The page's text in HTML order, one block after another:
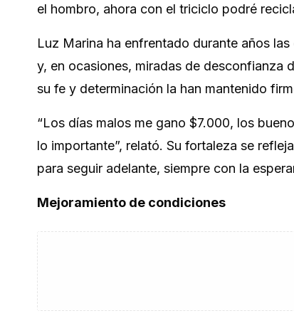
el hombro, ahora con el triciclo podré
Luz Marina ha enfrentado durante años
y, en ocasiones, miradas de desconfianza
su fe y determinación la han mantenido
“Los días malos me gano $7.000, los
lo importante”, relató. Su fortaleza se
para seguir adelante, siempre con la
Mejoramiento de condiciones